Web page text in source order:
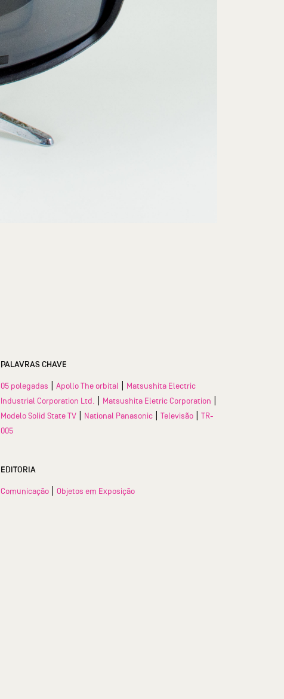
PALAVRAS CHAVE
05 polegadas |Apollo The orbital
Matsushita Electric
Industrial Corporation Ltd.
Matsushita Eletric Corporation
Modelo Solid State TV National Panasonic |Televisão |TR-
005
EDITORIA
Comunicação |Objetos em Exposição